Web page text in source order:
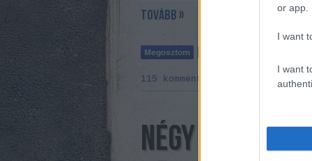
or app.
I want
I want
tovább »
115 komment
NÉGY HÉT, ÉS